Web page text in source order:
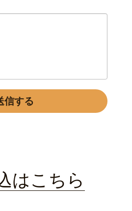
信する
はこちら